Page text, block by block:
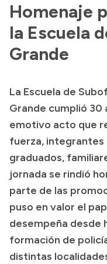
Delegaciones
Normativa
Presupuesto
Boletín Oficial
Compras y
Consulta de
Consulta de pago a
Convocatorias
Login
Homenaje
la Escuela
Grande
La Escuela de
Grande cumplió 30
emotivo acto que
fuerza, integrantes
graduados,
jornada se rindió
parte de las
puso en valor el
desempeña desde
formación de
distintas